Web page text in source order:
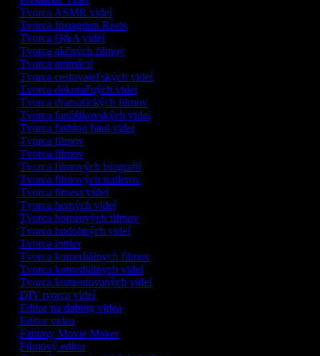
Tvorca ASMR videí
Tvorca Instagram Reels
Tvorca Q&A videí
Tvorca akčných filmov
Tvorca animácií
Tvorca cestovateľských videí
Tvorca dekoračných videí
Tvorca dramatických filmov
Tvorca fanúšikovských videí
Tvorca fashion haul videí
Tvorca filmov
Tvorca filmov
Tvorca filmových biografií
Tvorca filmových trailerov
Tvorca fitness videí
Tvorca herných videí
Tvorca hororových filmov
Tvorca hudobných videí
Tvorca intrier
Tvorca komediálnych filmov
Tvorca komediálnych videí
Tvorca komentovaných videí
DIY tvorca videí
Editor na dabing videa
Editor videa
Fantasy Movie Maker
Filmový editor